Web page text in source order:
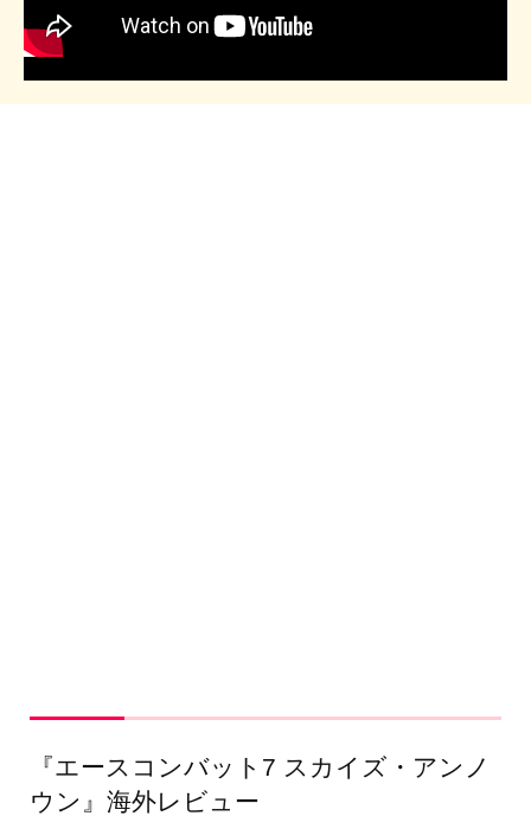
『エースコンバット7 スカイズ・アンノ
ウン』海外レビュー